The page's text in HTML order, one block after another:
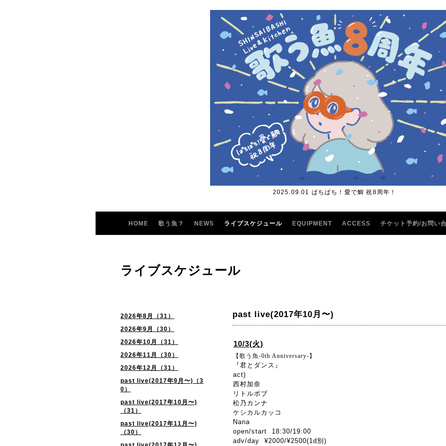
2025.09.01 ぱちぱち！愛で鯛 祝8周年！
HOME 歌う魚？ NEWS ライブスケジュール EQUIPMENT ACCESS チケット予約/お問い
2026年8月（31）
2026年9月（30）
2026年10月（31）
2026年11月（30）
2026年12月（31）
past live(2017年9月〜)（3
0）
past live(2017年10月〜)
（31）
past live(2017年11月〜)
（30）
ライブスケジュール
past live(2017年10月〜)
10/3(火)
【歌う魚-0th Anniversary-】
『君とダンス』
act)
西村加奈
リトルボブ
松乃カンナ
ケシカルカッコ
Nana
open/start 18:30/19:00
adv/day ¥2000/¥2500(1d別)